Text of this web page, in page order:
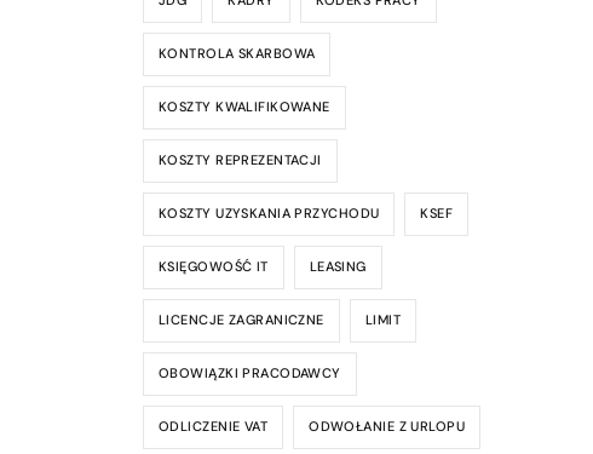
KONTROLA SKARBOWA
KOSZTY KWALIFIKOWANE
KOSZTY REPREZENTACJI
KOSZTY UZYSKANIA PRZYCHODU KSEF
KSIĘGOWOŚĆ IT LEASING
LICENCJE ZAGRANICZNE LIMIT
OBOWIĄZKI PRACODAWCY
ODLICZENIE VAT ODWOŁANIE Z URLOPU